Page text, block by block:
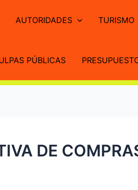
AUTORIDADES TURISMO
PÚBLICAS
DE